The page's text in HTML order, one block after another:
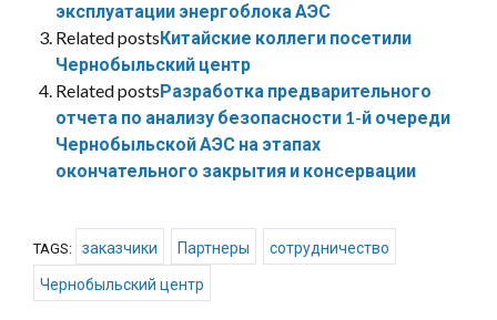
эксплуатации энергоблока АЭС
Related postsКитайские коллеги посетили
Чернобыльский центр
Related postsРазработка предварительного
отчета по анализу безопасности 1-й очереди
Чернобыльской АЭС на этапах
окончательного закрытия и консервации
TAGS: заказчики Партнеры сотрудничество
Чернобыльский центр